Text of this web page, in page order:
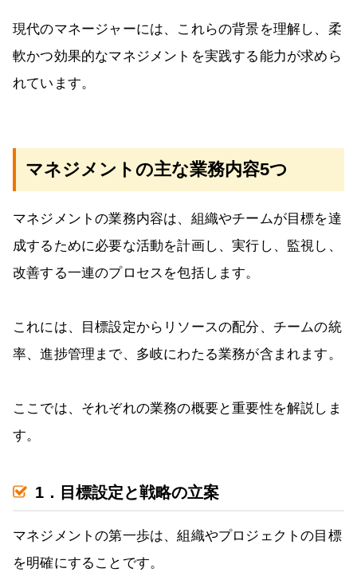
現代のマネージャーには、これらの背景を理解し、柔
軟かつ効果的なマネジメントを実践する能力が求めら
れています。
マネジメントの主な業務内容5つ
マネジメントの業務内容は、組織やチームが目標を達
成するために必要な活動を計画し、実行し、監視し、
改善する一連のプロセスを包括します。
これには、目標設定からリソースの配分、チームの統
率、進捗管理まで、多岐にわたる業務が含まれます。
ここでは、それぞれの業務の概要と重要性を解説しま
す。
1．目標設定と戦略の立案
マネジメントの第一歩は、組織やプロジェクトの目標
を明確にすることです。